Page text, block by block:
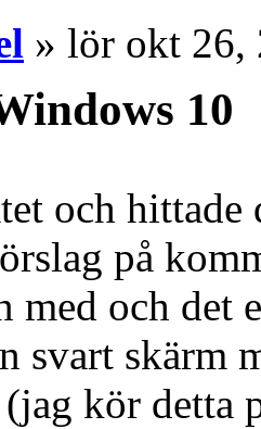
» lör okt 26,
10
och
på
med och det
svart skärm
kör detta